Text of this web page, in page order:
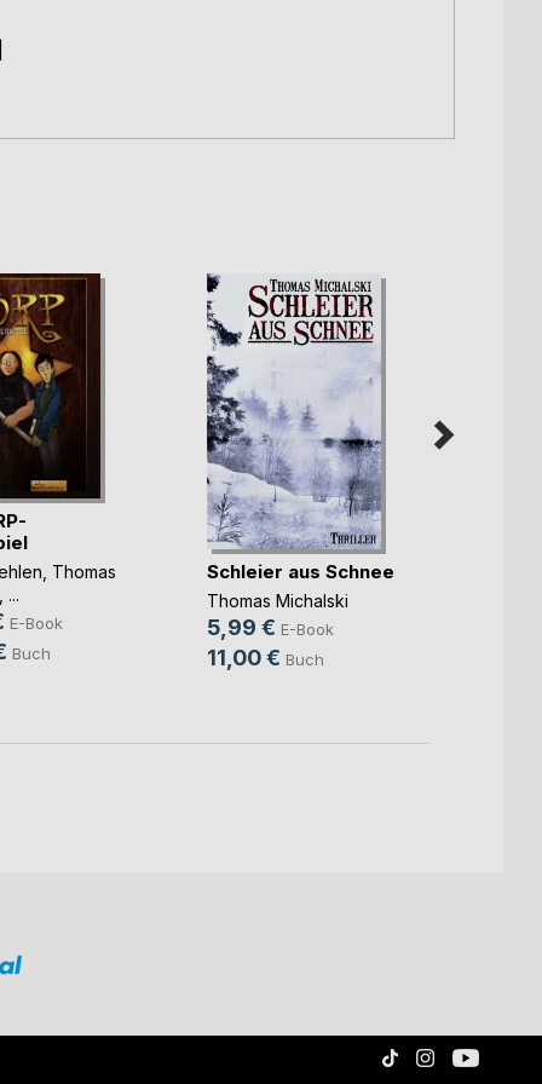
Thomas
...
E-Book
Buch
Schleier aus Schnee
Thomas Michalski
5,99 € E-Book
11,00 € Buch